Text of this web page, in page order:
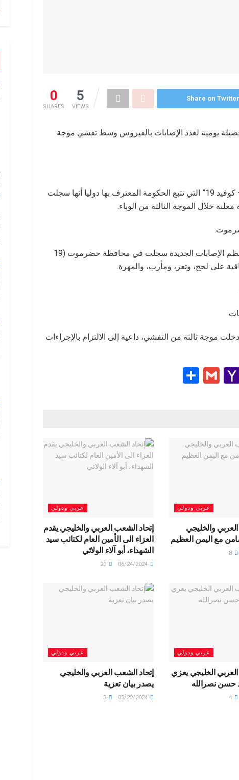
0
SHARES
5
VIEWS
Share on Twitter
حصيلة يومية لعدد الإصابات بالفيروس وسط تفشي موجة
وقالت “لجنة الطوارئ اليمنية لمواجهة وباء كورونا – كوفيد 19” التي تتبع الحكومة المعترف بها دوليا أنها سجلت
وأوضحت اللجنة في بيان نشرته عبر فيسبوك أن معظم الإصابات الجديدة سجلت في محافظة حضرموت (19
موجة ثالثة من التفشي، داعية إلى الالتزام بالإجراءات
Y
o
M
G
عربي ودولي
والخليجي
مع اليمن العظيم
عربي ودولي
إتحاد الشعب العربي والخليجي يقدم
العزاء الى الأمين العام لكتائب سيد
الشهداء، أبو آلاء الولائي
06/24/2024
20
عربي ودولي
الخليجي يعزي
حسن نصرالله
عربي ودولي
إتحاد الشعب العربي والخليجي
يصدر بيان تعزية
05/22/2024
3